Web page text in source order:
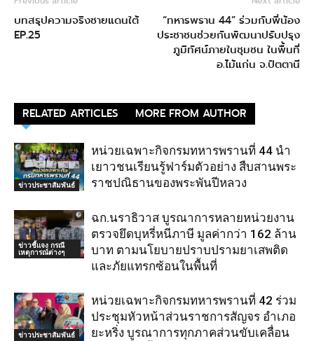
บทสรุปความจริงชายแดนใต้
EP.25
“ทหารพราน 44” ร่วมกับพี่น้อง
ประชาชนช่วยกันพัฒนาปรับปรุง
ภูมิทัศน์ภายในชุมชน ในพื้นที่
อ.ไม้แก่น จ.ปัตตานี
RELATED ARTICLES MORE FROM AUTHOR
ข่าวประชาสัมพันธ์
หน่วยเฉพาะกิจกรมทหารพรานที่ 44 นำ
เยาวชนเรียนรู้ฟาร์มตัวอย่าง สืบสานพระ
ราชปณิธานของพระพันปีหลวง
ข่าวชี้แจง กรณี
เหตุการณ์ต่างๆ
ฉก.นราธิวาส บูรณาการหลายหน่วยงาน
ตรวจยึดบุหรี่หนีภาษี มูลค่ากว่า 162 ล้าน
บาท ตามนโยบายปราบปรามยาเสพติด
และภัยแทรกซ้อนในพื้นที่
ข่าวประชาสัมพันธ์
หน่วยเฉพาะกิจกรมทหารพรานที่ 42 ร่วม
ประชุมหัวหน้าส่วนราชการสัญจร อำเภอ
ยะหริ่ง บูรณาการทุกภาคส่วนขับเคลื่อน